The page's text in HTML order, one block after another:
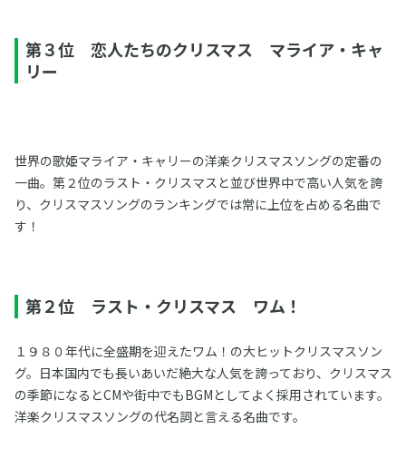
第３位 恋人たちのクリスマス マライア・キャ
リー
世界の歌姫マライア・キャリーの洋楽クリスマスソングの定番の
一曲。第２位のラスト・クリスマスと並び世界中で高い人気を誇
り、クリスマスソングのランキングでは常に上位を占める名曲で
す！
第２位 ラスト・クリスマス ワム！
１９８０年代に全盛期を迎えたワム！の大ヒットクリスマスソン
グ。日本国内でも長いあいだ絶大な人気を誇っており、クリスマス
の季節になるとCMや街中でもBGMとしてよく採用されています。
洋楽クリスマスソングの代名詞と言える名曲です。